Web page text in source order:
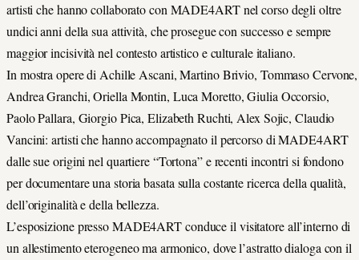
artisti che hanno collaborato con MADE4ART nel corso degli oltre
undici anni della sua attività, che prosegue con successo e sempre
maggior incisività nel contesto artistico e culturale italiano.
In mostra opere di Achille Ascani, Martino Brivio, Tommaso Cervone,
Andrea Granchi, Oriella Montin, Luca Moretto, Giulia Occorsio,
Paolo Pallara, Giorgio Pica, Elizabeth Ruchti, Alex Sojic, Claudio
Vancini: artisti che hanno accompagnato il percorso di MADE4ART
dalle sue origini nel quartiere “Tortona” e recenti incontri si fondono
per documentare una storia basata sulla costante ricerca della qualità,
dell’originalità e della bellezza.
L’esposizione presso MADE4ART conduce il visitatore all’interno di
un allestimento eterogeneo ma armonico, dove l’astratto dialoga con il